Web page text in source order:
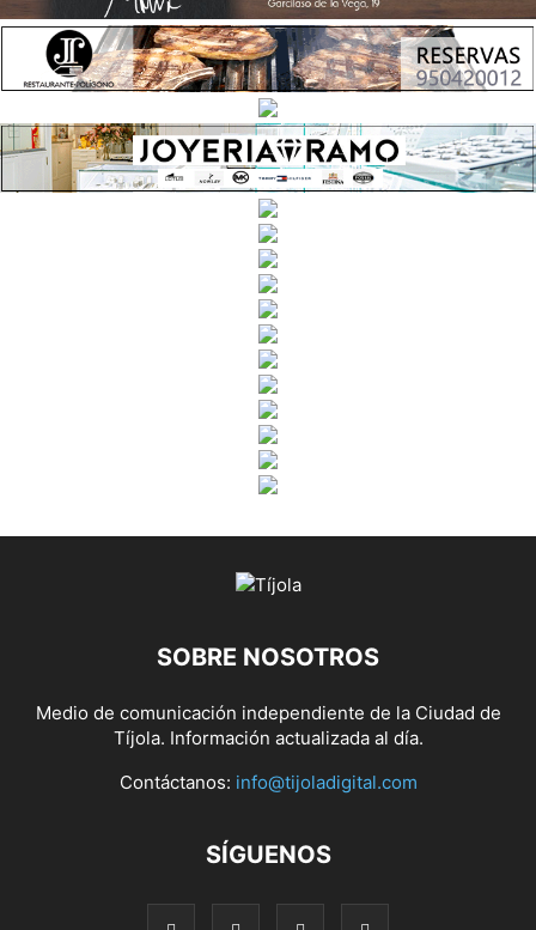
SOBRE NOSOTROS
Medio de comunicación independiente de la Ciudad de
Tíjola. Información actualizada al día.
Contáctanos: info@tijoladigital.com
SÍGUENOS